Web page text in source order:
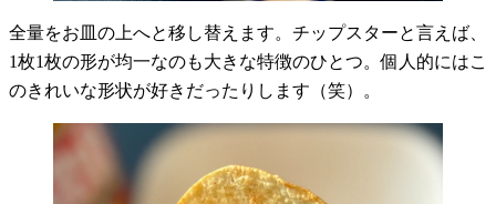
全量をお皿の上へと移し替えます。チップスターと言えば、
1枚1枚の形が均一なのも大きな特徴のひとつ。個人的にはこ
のきれいな形状が好きだったりします（笑）。